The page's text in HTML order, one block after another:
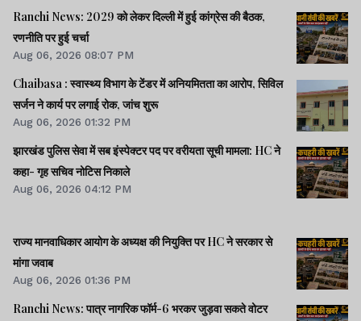
Ranchi News: 2029 को लेकर दिल्ली में हुई कांग्रेस की बैठक,
रणनीति पर हुई चर्चा
Aug 06, 2026 08:07 PM
Chaibasa : स्वास्थ्य विभाग के टेंडर में अनियमितता का आरोप, सिविल
सर्जन ने कार्य पर लगाई रोक, जांच शुरू
Aug 06, 2026 01:32 PM
झारखंड पुलिस सेवा में सब इंस्पेक्टर पद पर वरीयता सूची मामला: HC ने
कहा- गृह सचिव नोटिस निकाले
Aug 06, 2026 04:12 PM
राज्य मानवाधिकार आयोग के अध्यक्ष की नियुक्ति पर HC ने सरकार से
मांगा जवाब
Aug 06, 2026 01:36 PM
Ranchi News: पात्र नागरिक फॉर्म-6 भरकर जुड़वा सकते वोटर